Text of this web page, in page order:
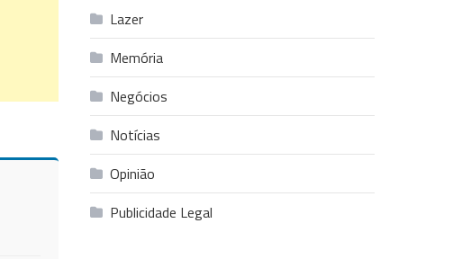
Lazer
Memória
Negócios
Notícias
Opinião
Publicidade Legal